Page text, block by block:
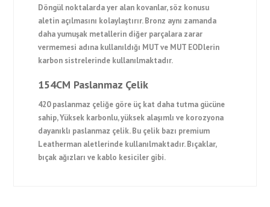
Döngül noktalarda yer alan kovanlar, söz konusu
aletin açılmasını kolaylaştırır. Bronz aynı zamanda
daha yumuşak metallerin diğer parçalara zarar
vermemesi adına kullanıldığı MUT ve MUT EODlerin
karbon sistrelerinde kullanılmaktadır.
154CM Paslanmaz Çelik
420 paslanmaz çeliğe göre üç kat daha tutma gücüne
sahip, Yüksek karbonlu, yüksek alaşımlı ve korozyona
dayanıklı paslanmaz çelik. Bu çelik bazı premium
Leatherman aletlerinde kullanılmaktadır. Bıçaklar,
bıçak ağızları ve kablo kesiciler gibi.